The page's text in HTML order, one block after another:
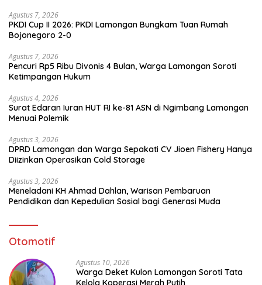
Agustus 7, 2026
PKDI Cup II 2026: PKDI Lamongan Bungkam Tuan Rumah
Bojonegoro 2-0
Agustus 7, 2026
Pencuri Rp5 Ribu Divonis 4 Bulan, Warga Lamongan Soroti
Ketimpangan Hukum
Agustus 4, 2026
Surat Edaran Iuran HUT RI ke-81 ASN di Ngimbang Lamongan
Menuai Polemik
Agustus 3, 2026
DPRD Lamongan dan Warga Sepakati CV Jioen Fishery Hanya
Diizinkan Operasikan Cold Storage
Agustus 3, 2026
Meneladani KH Ahmad Dahlan, Warisan Pembaruan
Pendidikan dan Kepedulian Sosial bagi Generasi Muda
Otomotif
Agustus 10, 2026
Warga Deket Kulon Lamongan Soroti Tata
Kelola Koperasi Merah Putih